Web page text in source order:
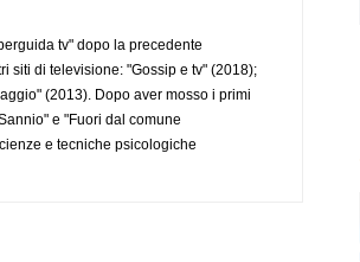
tv" dopo la precedente
siti di televisione: "Gossip e tv" (2018);
(2013). Dopo aver mosso i primi
e "Fuori dal comune
e tecniche psicologiche